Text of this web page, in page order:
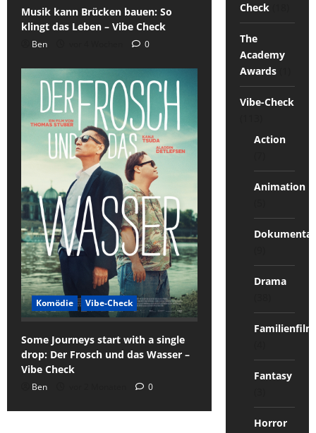
Musik kann Brücken bauen: So
klingt das Leben – Vibe Check
Ben 0
Komödie Vibe-Check
Some Journeys start with a single
drop: Der Frosch und das Wasser –
Vibe Check
Ben 0
Check(18)
The
Academy
Awards(1)
Vibe-Check
Action
Animation
Drama
Familienfilm
Fantasy
Horror